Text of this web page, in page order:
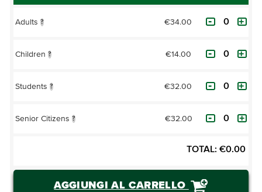
Adults ? €34.00
Children ? €14.00
Students ? €32.00
Senior Citizens ? €32.00
TOTAL: €0.00
AGGIUNGI AL CARRELLO